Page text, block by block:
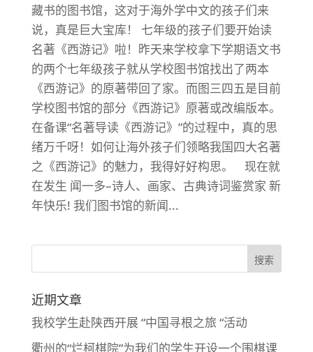
藏书的图书馆，这对于海外学中文的孩子们来
说，真是巨大宝库！ 七年级的孩子们要开始读
名著《西游记》啦！昨天来学校拿下学期语文书
的两个七年级孩子就从学校图书馆找出了两本
《西游记》的原著带回了家。而图三四五是目前
学校图书馆的部分《西游记》原著或改编版本。
在备课“名著导读《西游记》”的过程中，真的思
绪万千呀！如何让海外孩子们领略我国四大名著
之《西游记》的魅力，我得好好构思。 现在就
在发生 闻一多–诗人、画家、古典诗词鉴赏家 新
年快乐! 我们图书馆的新闻...
近期文章
我校学生赴陕西开展 “中国寻根之旅 “活动
衢州的“烂柯棋院”为我们的学生开设一个围棋课